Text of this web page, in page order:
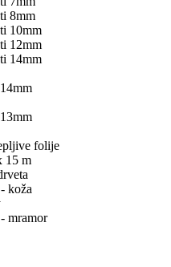
8mm
10mm
12mm
14mm
folije
15 m
koža
mramor